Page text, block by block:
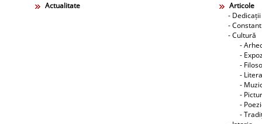
Actualitate
Articole
- Dedicații
-
- Cultură
-
-
-
-
-
-
-
-